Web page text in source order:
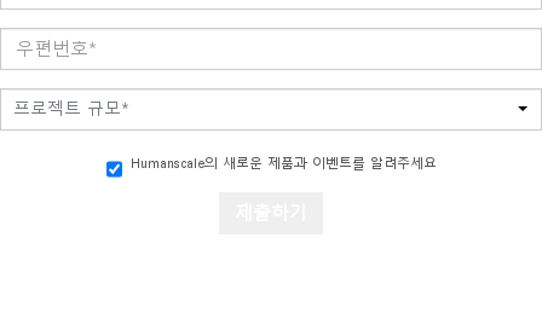
프로젝트 규모*
Humanscale의 새로운 제품과 이벤트를 알려주세요